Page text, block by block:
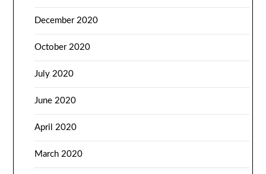
December 2020
October 2020
July 2020
June 2020
April 2020
March 2020